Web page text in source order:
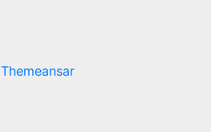
Themeansar